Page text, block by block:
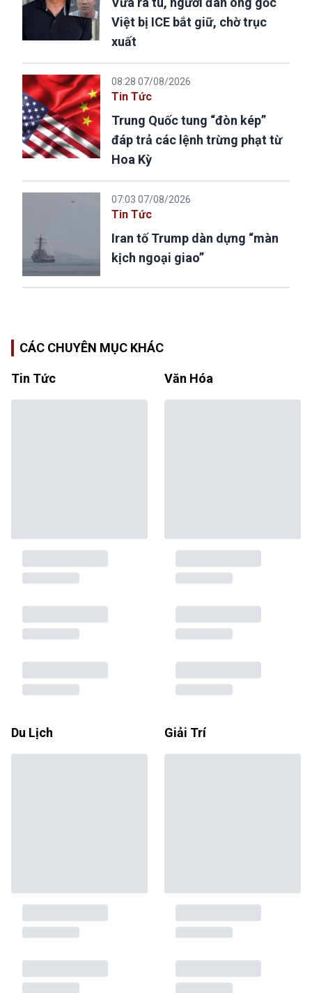
Việt bị ICE bắt giữ, chờ trục
xuất
08:28 07/08/2026
Tin Tức
Trung Quốc tung “đòn kép”
đáp trả các lệnh trừng phạt từ
Hoa Kỳ
07:03 07/08/2026
Tin Tức
Iran tố Trump dàn dựng “màn
kịch ngoại giao”
CÁC CHUYÊN MỤC KHÁC
Tin Tức Văn Hóa
Du Lịch Giải Trí